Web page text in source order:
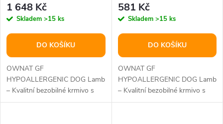
1 648 Kč
Skladem >15 ks
DO KOŠÍKU
OWNAT GF
HYPOALLERGENIC DOG Lamb
– Kvalitní bezobilné krmivo s
jehněčím masem pro citlivé psy
581 Kč
Skladem >15 ks
DO KOŠÍKU
OWNAT GF
HYPOALLERGENIC DOG Lamb
– Kvalitní bezobilné krmivo s
jehněčím masem pro citlivé psy